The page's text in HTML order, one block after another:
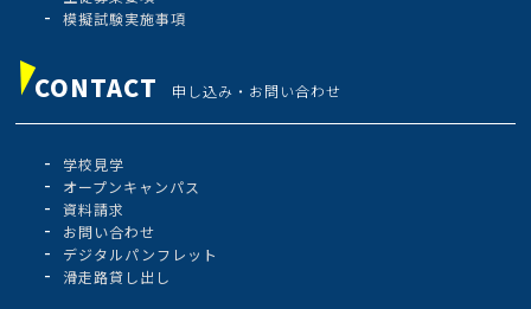
模擬試験実施事項
CONTACT 申し込み・お問い合わせ
学校見学
オープンキャンパス
資料請求
お問い合わせ
デジタルパンフレット
滑走路貸し出し